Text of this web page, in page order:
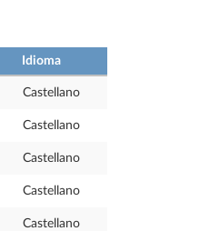
Idioma
Castellano
Castellano
Castellano
Castellano
Castellano